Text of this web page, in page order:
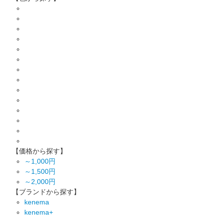
【価格から探す】
～1,000円
～1,500円
～2,000円
【ブランドから探す】
kenema
kenema+